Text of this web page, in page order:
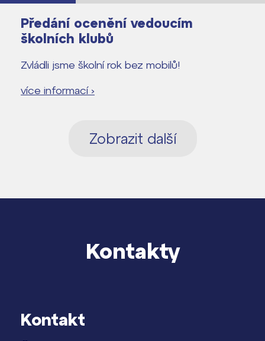
Předání ocenění vedoucím
školních klubů
Zvládli jsme školní rok bez mobilů!
více informací ›
Zobrazit další
Kontakty
Kontakt